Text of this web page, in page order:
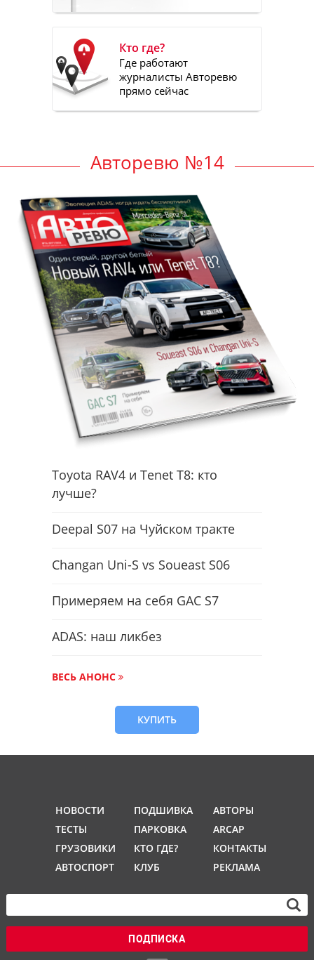
Кто где?
Где работают
журналисты Авторевю
прямо сейчас
Авторевю №14
Toyota RAV4 и Tenet T8: кто
лучше?
Deepal S07 на Чуйском тракте
Changan Uni-S vs Soueast S06
Примеряем на себя GAC S7
ADAS: наш ликбез
ВЕСЬ АНОНС
КУПИТЬ
НОВОСТИ
ТЕСТЫ
ГРУЗОВИКИ
АВТОСПОРТ
ПОДШИВКА
ПАРКОВКА
КТО ГДЕ?
КЛУБ
АВТОРЫ
ARCAP
КОНТАКТЫ
РЕКЛАМА
ПОДПИСКА